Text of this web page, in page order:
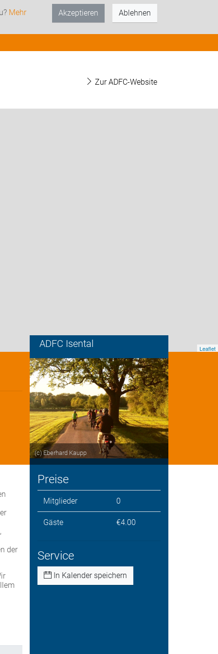
Mehr Akzeptieren Ablehnen
Zur ADFC-Website
Leaflet
ADFC Isental
(c) Eberhard Kaupp
Preise
Mitglieder 0
Gäste €4.00
Service
In Kalender speichern
der